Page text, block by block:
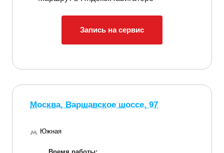
Запись на сервис
Москва, Варшавское шоссе, 97
Южная